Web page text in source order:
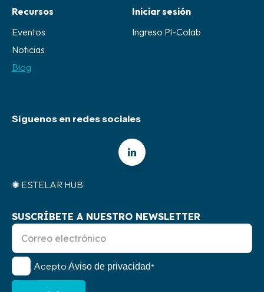
Recursos
Eventos
Noticias
Blog
Iniciar sesión
Ingreso Pl-Colab
Síguenos en redes sociales
✺ ESTELAR HUB
SUSCRÍBETE A NUESTRO NEWSLETTER
Acepto Aviso de privacidad*